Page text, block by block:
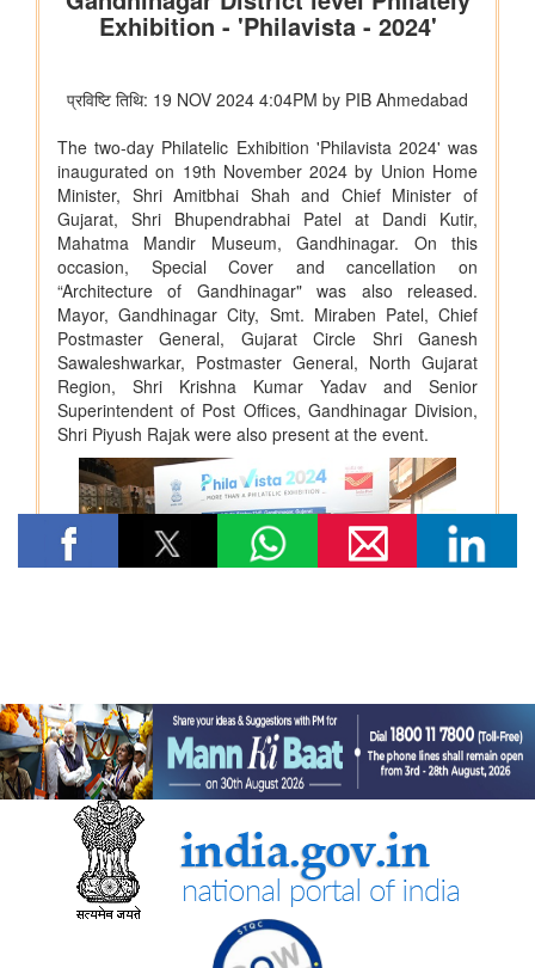
सीसीआरएएस और बीआईएस के बीच एमओयू
लद्दाख में ऊंचाई पर औषधीय पौधे
आयुर्वेद पर्यटन के लिए केरल एक वैश्विक केंद्र के रूप में
आयुष औषधियों का मानकीकरण
महिलाओं के लिए आयुष स्वास्थ्य सेवाओं की प्रगति
जनजातीय क्षेत्रों में आयुष स्वास्थ्य सेवाएं
सोवा-रिग्पा को वैश्विक स्तर पर मान्यता प्राप्त साक्ष्य-आधारित स्वास्थ्य सेवा
प्रणाली के रूप में उभरना चाहिए: केंद्रीय मंत्री श्री प्रतापराव जाधव
कृषि एवं किसान कल्‍याण मंत्रालय
विषय: मानव-जनित भूमि क्षरण के कारण कृषि उपज में हानि
विषय- एग्रीस्टैक और डिजिटल कृषि मिशन का कार्यान्वयन
विषय- किसान उत्पादक संगठनों (एफपीओ) का गठन
विषय: राष्ट्रीय खाद्य तेल मिशन तिलहन (एनएमईओ-तिलहन) का क्रियान्वयन
कोयला मंत्रालय
एसईसीएल ने खदानों को वैज्ञानिक रूप से बंद करने और परित्‍यक्‍त खदानों को
स्थायी सामुदायिक परिसंपत्तियों में बदलने में भारत का नेतृत्व किया
वाणिज्‍य एवं उद्योग मंत्रालय
भारत की ब्रिक्‍स अध्यक्षता 2026 के तहत जयपुर में 16वीं ब्रिक्‍स व्यापार
मंत्रियों की बैठक सफलतापूर्वक संपन्न
डीजीएफटी, 'सोर्स फ्रॉम इंडिया' फीचर के माध्यम से डीपीआईआईटी-मान्यता
प्राप्त स्टार्टअप्स को वैश्विक व्यापार पारिस्थितिकी तंत्र से जोड़ता है